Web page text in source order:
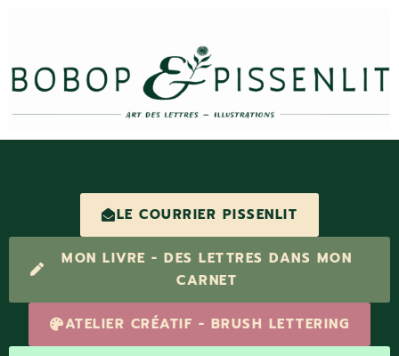
LE COURRIER PISSENLIT
MON LIVRE - DES LETTRES DANS MON
CARNET
ATELIER CRÉATIF - BRUSH LETTERING